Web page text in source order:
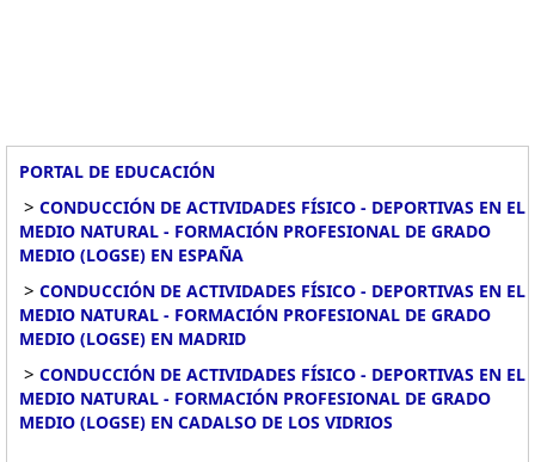
PORTAL DE EDUCACIÓN
> CONDUCCIÓN DE ACTIVIDADES FÍSICO - DEPORTIVAS EN EL
MEDIO NATURAL - FORMACIÓN PROFESIONAL DE GRADO
MEDIO (LOGSE) EN ESPAÑA
> CONDUCCIÓN DE ACTIVIDADES FÍSICO - DEPORTIVAS EN EL
MEDIO NATURAL - FORMACIÓN PROFESIONAL DE GRADO
MEDIO (LOGSE) EN MADRID
> CONDUCCIÓN DE ACTIVIDADES FÍSICO - DEPORTIVAS EN EL
MEDIO NATURAL - FORMACIÓN PROFESIONAL DE GRADO
MEDIO (LOGSE) EN CADALSO DE LOS VIDRIOS